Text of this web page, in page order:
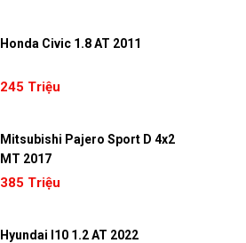
Honda Civic 1.8 AT 2011
245 Triệu
Mitsubishi Pajero Sport D 4x2
MT 2017
385 Triệu
Hyundai I10 1.2 AT 2022